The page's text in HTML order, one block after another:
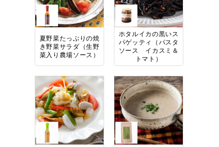
夏野菜たっぷりの焼
き野菜サラダ（生野
菜入り農場ソース）
ホタルイカの黒いス
パゲッティ（パスタ
ソース イカスミ＆
トマト）